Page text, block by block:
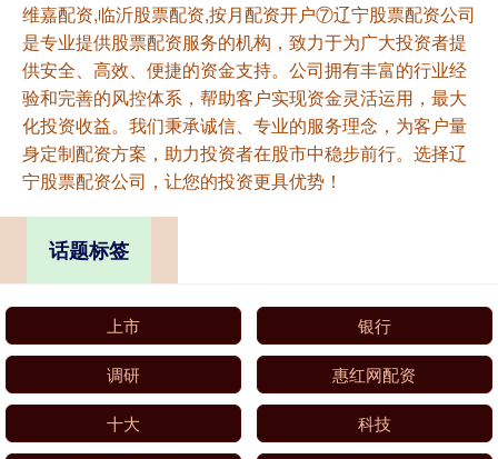
维嘉配资,临沂股票配资,按月配资开户⑦辽宁股票配资公司
是专业提供股票配资服务的机构，致力于为广大投资者提
供安全、高效、便捷的资金支持。公司拥有丰富的行业经
验和完善的风控体系，帮助客户实现资金灵活运用，最大
化投资收益。我们秉承诚信、专业的服务理念，为客户量
身定制配资方案，助力投资者在股市中稳步前行。选择辽
宁股票配资公司，让您的投资更具优势！
话题标签
上市 银行
调研 惠红网配资
十大 科技